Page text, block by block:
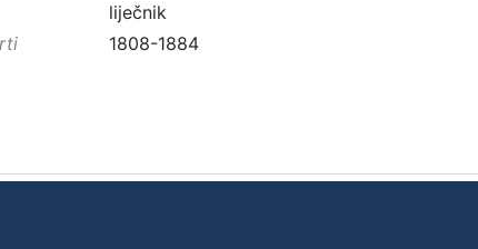
liječnik
1808-1884